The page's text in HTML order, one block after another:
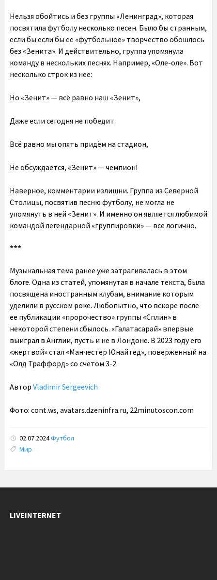
Нельзя обойтись и без группы «Ленинград», которая
посвятила футболу несколько песен. Было бы странным,
если бы если бы ее «футбольное» творчество обошлось
без «Зенита». И действительно, группа упомянула
команду в нескольких песнях. Например, «Оле-оле». Вот
несколько строк из нее:
Но «Зенит» — всё равно наш «Зенит»,
Даже если сегодня не победит.
Всё равно мы опять придём на стадион,
Не обсуждается, «Зенит» — чемпион!
Наверное, комментарии излишни. Группа из Северной
Столицы, посвятив песню футболу, не могла не
упомянуть в ней «Зенит». И именно он является любимой
командой легендарной «группировки» — все логично.
***
Музыкальная тема ранее уже затрагивалась в этом
блоге. Одна из статей, упомянутая в начале текста, была
посвящена иностранным клубам, внимание которым
уделили в русском роке. Любопытно, что вскоре после
ее публикации «пророчество» группы «Сплин» в
некоторой степени сбылось. «Галатасарай» впервые
выиграл в Англии, пусть и не в Лондоне. В 2023 году его
«жертвой» стал «Манчестер Юнайтед», поверженный на
«Олд Траффорд» со счетом 3-2.
Автор Vladimir Sergeevich
Фото: cont.ws, avatars.dzeninfra.ru, 22minutoscon.com
02.07.2024Футбол
Tags:
Мир
LIVEINTERNET